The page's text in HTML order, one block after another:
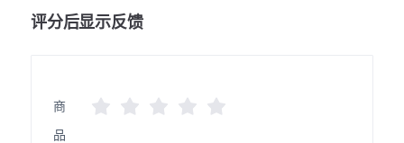
评分后显示反馈
商
品